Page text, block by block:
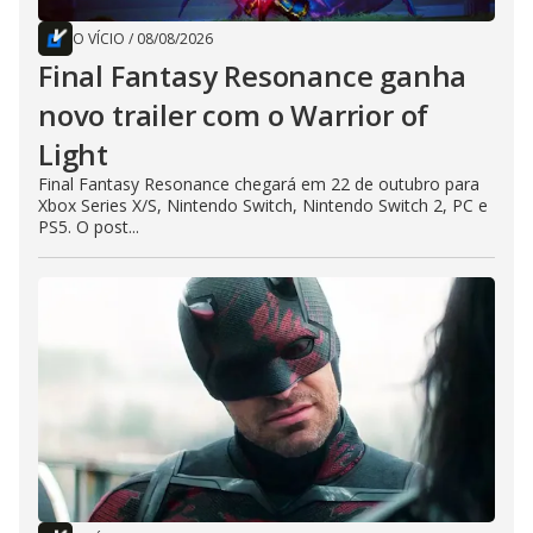
O VÍCIO / 08/08/2026
Final Fantasy Resonance ganha
novo trailer com o Warrior of
Light
Final Fantasy Resonance chegará em 22 de outubro para
Xbox Series X/S, Nintendo Switch, Nintendo Switch 2, PC e
PS5. O post...